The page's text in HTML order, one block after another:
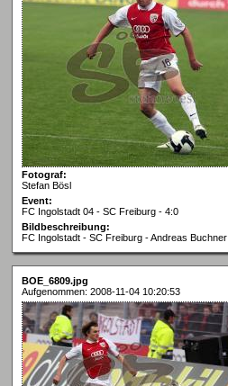
Fotograf:
Stefan Bösl
Event:
FC Ingolstadt 04 - SC Freiburg - 4:0
Bildbeschreibung:
FC Ingolstadt - SC Freiburg - Andreas Buchner
BOE_6809.jpg
Aufgenommen: 2008-11-04 10:20:53